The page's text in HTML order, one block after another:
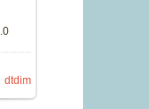
dtdim